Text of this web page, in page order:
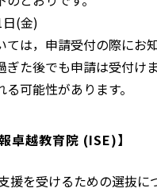
(金)
は，申請受付の際にお
た後でも申請は受付け
可能性があります。
卓越教育院 (ISE)】
援を受けるための選抜に